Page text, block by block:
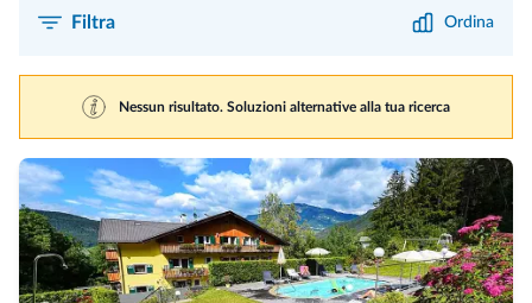
Filtra Ordina
Nessun risultato. Soluzioni alternative alla tua ricerca